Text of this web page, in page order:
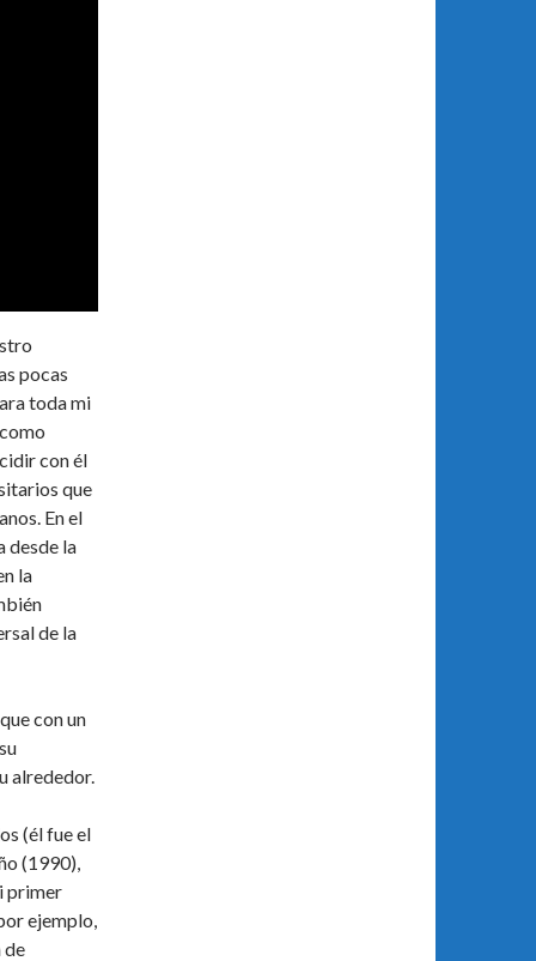
pocas
toda mi
con él
que
En el
desde la
la
de la
con un
alrededor.
(él fue el
(1990),
primer
ejemplo,
de